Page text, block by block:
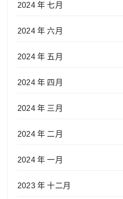
2024 年 七月
2024 年 六月
2024 年 五月
2024 年 四月
2024 年 三月
2024 年 二月
2024 年 一月
2023 年 十二月